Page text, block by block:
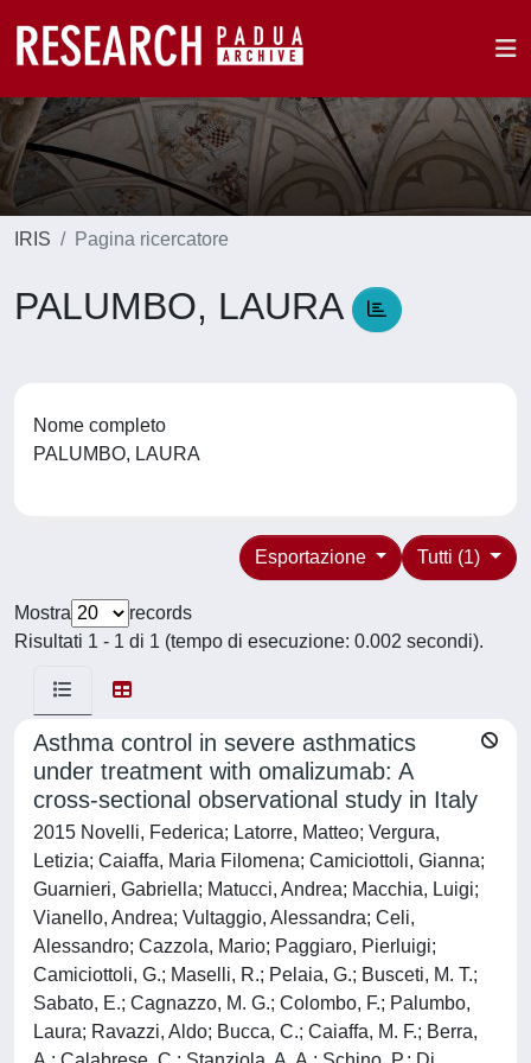
IRIS Pagina ricercatore
PALUMBO, LAURA
Nome completo
PALUMBO, LAURA
Tutti (1)
Esportazione
Mostra
records
Risultati 1 - 1 di 1 (tempo di esecuzione: 0.002 secondi).
Asthma control in severe asthmatics
under treatment with omalizumab: A
cross-sectional observational study in Italy
2015 Novelli, Federica; Latorre, Matteo; Vergura,
Letizia; Caiaffa, Maria Filomena; Camiciottoli, Gianna;
Guarnieri, Gabriella; Matucci, Andrea; Macchia, Luigi;
Vianello, Andrea; Vultaggio, Alessandra; Celi,
Alessandro; Cazzola, Mario; Paggiaro, Pierluigi;
Camiciottoli, G.; Maselli, R.; Pelaia, G.; Busceti, M. T.;
Sabato, E.; Cagnazzo, M. G.; Colombo, F.; Palumbo,
Laura; Ravazzi, Aldo; Bucca, C.; Caiaffa, M. F.; Berra,